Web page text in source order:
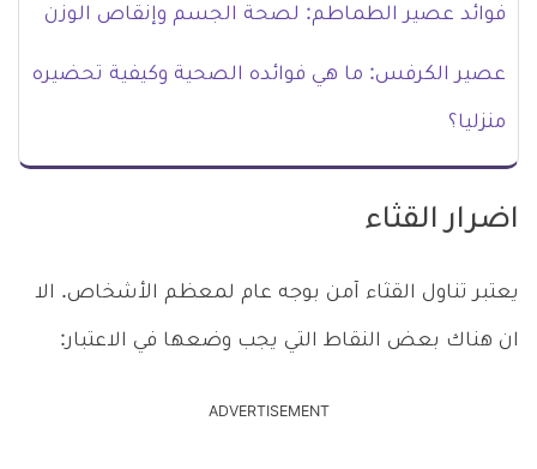
فوائد عصير الطماطم: لصحة الجسم وإنقاص الوزن
عصير الكرفس: ما هي فوائده الصحية وكيفية تحضيره
منزليا؟
اضرار القثاء
يعتبر تناول القثاء آمن بوجه عام لمعظم الأشخاص. الا
ان هناك بعض النقاط التي يجب وضعها في الاعتبار:
ADVERTISEMENT